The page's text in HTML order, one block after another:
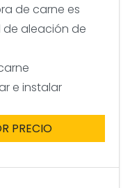
de carne es
aleación de
e instalar
PRECIO